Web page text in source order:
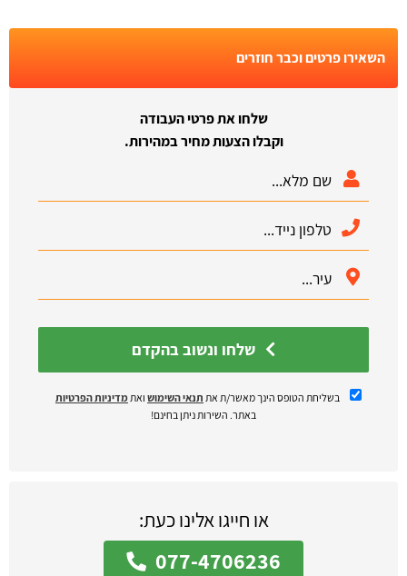
השאירו פרטים וכבר חוזרים
שלחו את פרטי העבודה
וקבלו הצעות מחיר במהירות.
בשליחת הטופס הינך מאשר/ת את תנאי השימוש ואת מדיניות הפרטיות
באתר. השירות ניתן בחינם!
או חייגו אלינו כעת:
077-4706236